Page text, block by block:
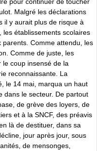
Malgré les déclarations
il y aurait plus de risque à
les établissements scolaires
Comme attendu, les
Comme de juste, les
coup insensé de la
reconnaissante. La
le 14 mai, marqua un haut
dans le secteur. De partout
de grève des loyers, de
et à la SNCF, des préavis
là de destituer, dans sa
jour après jour, sous
de mensonges,